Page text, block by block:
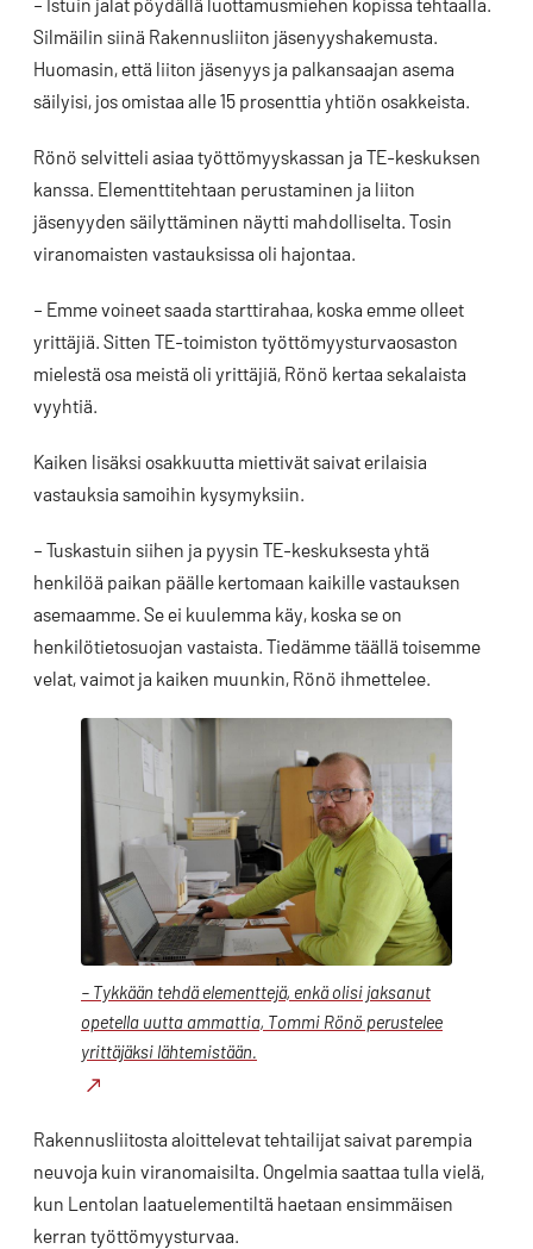
Silmäilin siinä Rakennusliiton jäsenyyshakemusta.
Huomasin, että liiton jäsenyys ja palkansaajan asema
säilyisi, jos omistaa alle 15 prosenttia yhtiön osakkeista.
Rönö selvitteli asiaa työttömyyskassan ja TE-keskuksen
kanssa. Elementtitehtaan perustaminen ja liiton
jäsenyyden säilyttäminen näytti mahdolliselta. Tosin
viranomaisten vastauksissa oli hajontaa.
– Emme voineet saada starttirahaa, koska emme olleet
yrittäjiä. Sitten TE-toimiston työttömyysturvaosaston
mielestä osa meistä oli yrittäjiä, Rönö kertaa sekalaista
vyyhtiä.
Kaiken lisäksi osakkuutta miettivät saivat erilaisia
vastauksia samoihin kysymyksiin.
– Tuskastuin siihen ja pyysin TE-keskuksesta yhtä
henkilöä paikan päälle kertomaan kaikille vastauksen
asemaamme. Se ei kuulemma käy, koska se on
henkilötietosuojan vastaista. Tiedämme täällä toisemme
velat, vaimot ja kaiken muunkin, Rönö ihmettelee.
– Tykkään tehdä elementtejä, enkä olisi jaksanut
opetella uutta ammattia, Tommi Rönö perustelee
yrittäjäksi lähtemistään.
Rakennusliitosta aloittelevat tehtailijat saivat parempia
neuvoja kuin viranomaisilta. Ongelmia saattaa tulla vielä,
kun Lentolan laatuelementiltä haetaan ensimmäisen
kerran työttömyysturvaa.